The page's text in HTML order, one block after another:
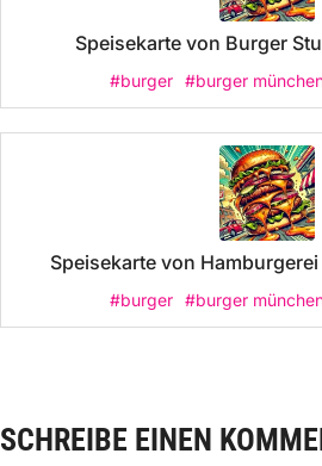
Speisekarte von Burger
#burger #burger
Speisekarte von
#burger #burger
SCHREIBE EINEN